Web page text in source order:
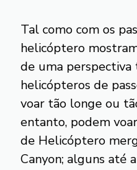
Tal como com os
helicóptero
de uma
helicópteros de
voar tão longe ou
entanto, podem
de Helicóptero
Canyon; alguns até